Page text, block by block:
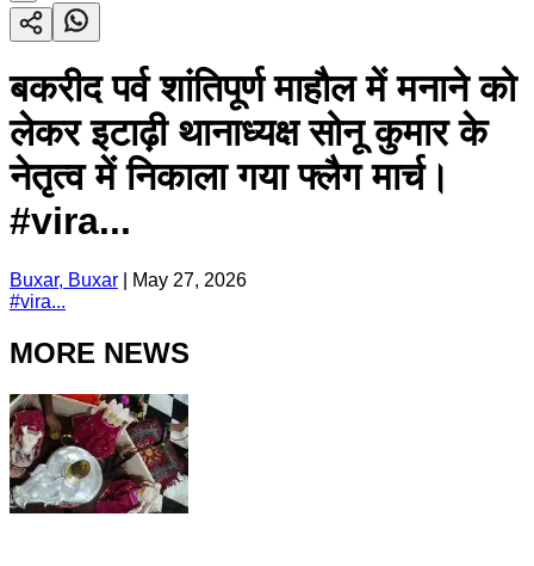
बकरीद पर्व शांतिपूर्ण माहौल में मनाने को
लेकर इटाढ़ी थानाध्यक्ष सोनू कुमार के
नेतृत्व में निकाला गया फ्लैग मार्च।
#vira...
Buxar, Buxar
May 27, 2026
#vira...
MORE NEWS